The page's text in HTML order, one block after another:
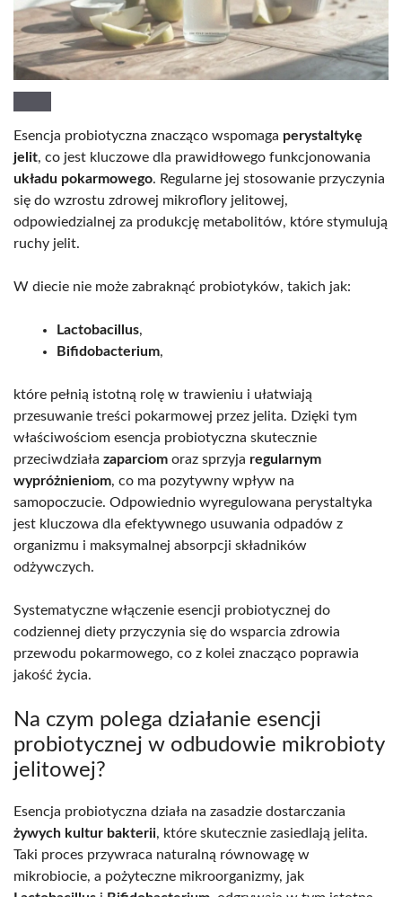
Esencja probiotyczna znacząco wspomaga perystaltykę
jelit, co jest kluczowe dla prawidłowego funkcjonowania
układu pokarmowego. Regularne jej stosowanie przyczynia
się do wzrostu zdrowej mikroflory jelitowej,
odpowiedzialnej za produkcję metabolitów, które stymulują
ruchy jelit.
W diecie nie może zabraknąć probiotyków, takich jak:
Lactobacillus,
Bifidobacterium,
które pełnią istotną rolę w trawieniu i ułatwiają
przesuwanie treści pokarmowej przez jelita. Dzięki tym
właściwościom esencja probiotyczna skutecznie
przeciwdziała zaparciom oraz sprzyja regularnym
wypróżnieniom, co ma pozytywny wpływ na
samopoczucie. Odpowiednio wyregulowana perystaltyka
jest kluczowa dla efektywnego usuwania odpadów z
organizmu i maksymalnej absorpcji składników
odżywczych.
Systematyczne włączenie esencji probiotycznej do
codziennej diety przyczynia się do wsparcia zdrowia
przewodu pokarmowego, co z kolei znacząco poprawia
jakość życia.
Na czym polega działanie esencji
probiotycznej w odbudowie mikrobioty
jelitowej?
Esencja probiotyczna działa na zasadzie dostarczania
żywych kultur bakterii, które skutecznie zasiedlają jelita.
Taki proces przywraca naturalną równowagę w
mikrobiocie, a pożyteczne mikroorganizmy, jak